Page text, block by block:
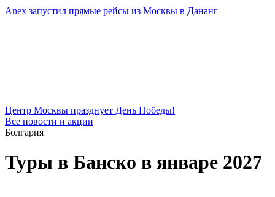
Anex запустил прямые рейсы из Москвы в Дананг
Центр Москвы празднует День Победы!
Все новости и акции
Болгария
Туры в Банско в январе 2027